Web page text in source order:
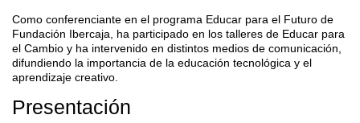
Como conferenciante en el programa Educar para el Futuro de
Fundación Ibercaja, ha participado en los talleres de Educar para
el Cambio y ha intervenido en distintos medios de comunicación,
difundiendo la importancia de la educación tecnológica y el
aprendizaje creativo.
Presentación